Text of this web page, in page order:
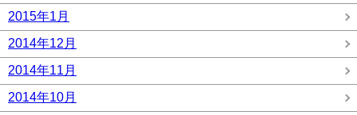
2015年1月
2014年12月
2014年11月
2014年10月